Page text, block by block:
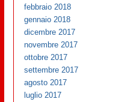
febbraio 2018
gennaio 2018
dicembre 2017
novembre 2017
ottobre 2017
settembre 2017
agosto 2017
luglio 2017